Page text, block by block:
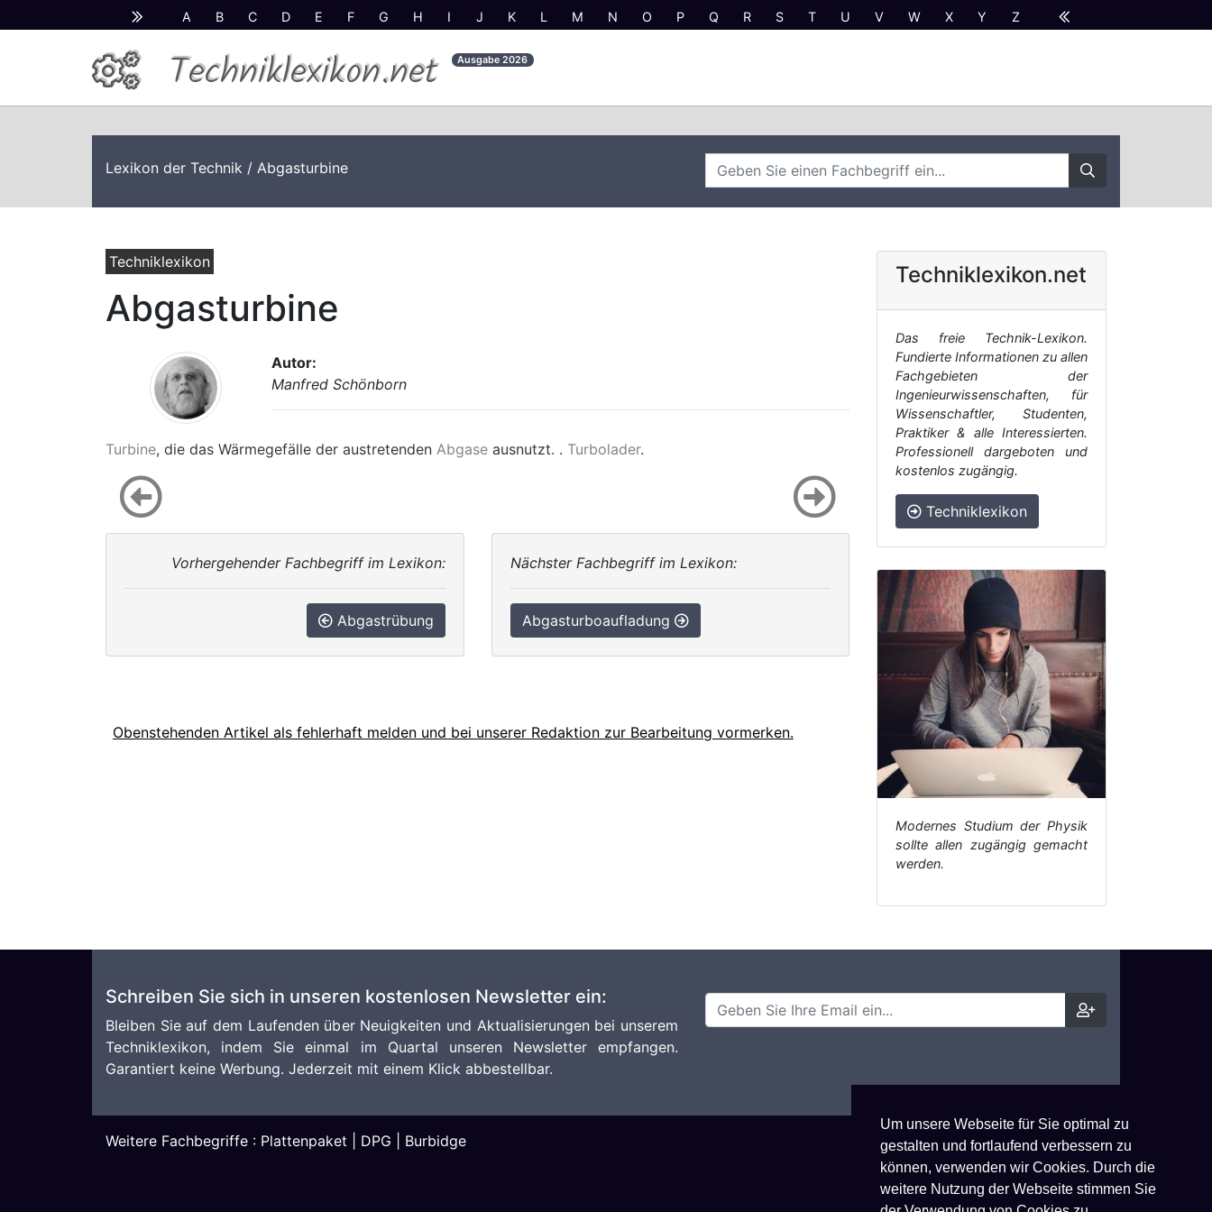
Um unsere Webseite für Sie optimal zu
gestalten und fortlaufend verbessern zu
können, verwenden wir Cookies. Durch die
weitere Nutzung der Webseite stimmen Sie
A B C D E F G H I J K L M N O P Q R S T U V W X Y Z
Techniklexikon.net Ausgabe2026
Lexikon der Technik / Abgasturbine
Techniklexikon
Abgasturbine
Autor:
Manfred Schönborn
Turbine, die das Wärmegefälle der austretenden Abgase ausnutzt. . Turbolader.
Vorhergehender Fachbegriff im Lexikon:
Abgastrübung
Nächster Fachbegriff im Lexikon:
Abgasturboaufladung
Obenstehenden Artikel als fehlerhaft melden und bei unserer Redaktion zur Bearbeitung vormerken.
Techniklexikon.net
Das freie Technik-Lexikon.
Fundierte Informationen zu allen
Fachgebieten der
Ingenieurwissenschaften, für
Wissenschaftler, Studenten,
Praktiker & alle Interessierten.
Professionell dargeboten und
kostenlos zugängig.
Techniklexikon
Modernes Studium der Physik
sollte allen zugängig gemacht
werden.
Schreiben Sie sich in unseren kostenlosen Newsletter ein:
Bleiben Sie auf dem Laufenden über Neuigkeiten und Aktualisierungen bei unserem
Techniklexikon, indem Sie einmal im Quartal unseren Newsletter empfangen.
Garantiert keine Werbung. Jederzeit mit einem Klick abbestellbar.
Weitere Fachbegriffe : Plattenpaket DPG Burbidge